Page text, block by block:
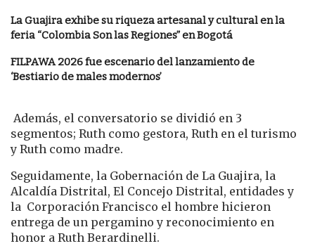
La Guajira exhibe su riqueza artesanal y cultural en la
feria “Colombia Son las Regiones” en Bogotá
FILPAWA 2026 fue escenario del lanzamiento de
‘Bestiario de males modernos’
Además, el conversatorio se dividió en 3
segmentos; Ruth como gestora, Ruth en el turismo
y Ruth como madre.
Seguidamente, la Gobernación de La Guajira, la
Alcaldía Distrital, El Concejo Distrital, entidades y
la Corporación Francisco el hombre hicieron
entrega de un pergamino y reconocimiento en
honor a Ruth Berardinelli.